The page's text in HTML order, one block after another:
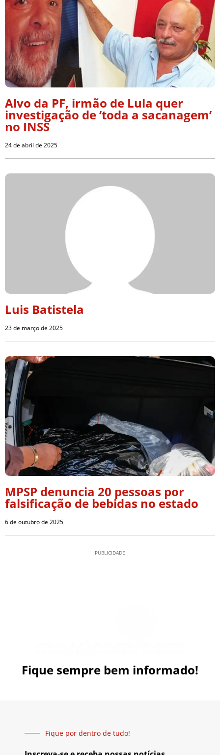
Alvo da PF, irmão de Lula quer
investigação de ‘toda a sacanagem’
no INSS
24 de abril de 2025
Luis Batistela
23 de março de 2025
MPSP denuncia 20 pessoas por
falsificação de bebidas no estado
6 de outubro de 2025
PUBLICIDADE
Fique sempre bem informado!
Fique por dentro de tudo!